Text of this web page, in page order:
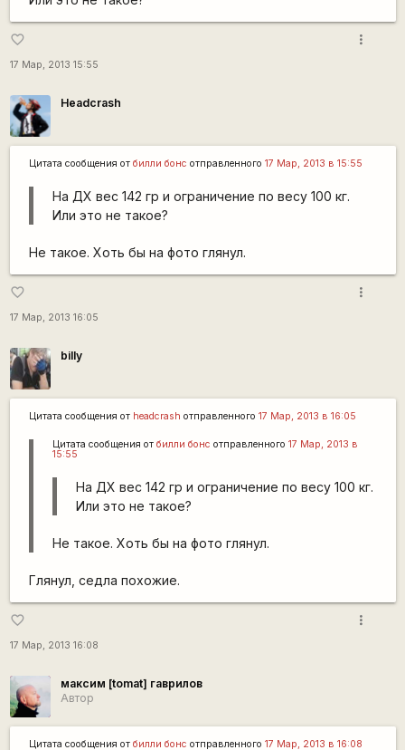
favorite_border
17 Мар, 2013 15:55
more_vert
Headcrash
Цитата сообщения от билли бонс отправленного 17 Мар, 2013 в 15:55
На ДХ вес 142 гр и ограничение по весу 100 кг.
Или это не такое?
Не такое. Хоть бы на фото глянул.
favorite_border
17 Мар, 2013 16:05
more_vert
billy
Цитата сообщения от headcrash отправленного 17 Мар, 2013 в 16:05
Цитата сообщения от билли бонс отправленного 17 Мар, 2013 в
15:55
На ДХ вес 142 гр и ограничение по весу 100 кг.
Или это не такое?
Не такое. Хоть бы на фото глянул.
Глянул, седла похожие.
favorite_border
17 Мар, 2013 16:08
more_vert
максим [tomat] гаврилов
Автор
Цитата сообщения от билли бонс отправленного 17 Мар, 2013 в 16:08